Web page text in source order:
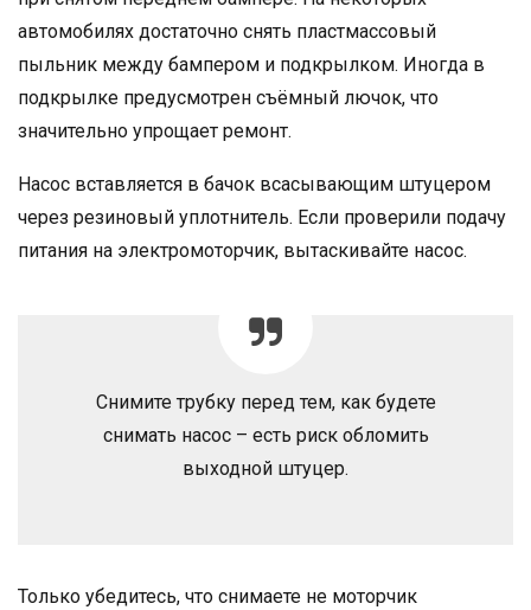
автомобилях достаточно снять пластмассовый
пыльник между бампером и подкрылком. Иногда в
подкрылке предусмотрен съёмный лючок, что
значительно упрощает ремонт.
Насос вставляется в бачок всасывающим штуцером
через резиновый уплотнитель. Если проверили подачу
питания на электромоторчик, вытаскивайте насос.
Снимите трубку перед тем, как будете
снимать насос – есть риск обломить
выходной штуцер.
Только убедитесь, что снимаете не моторчик